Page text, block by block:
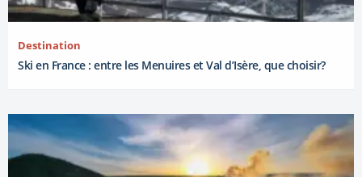
Destination
Ski en France : entre les Menuires et Val d’Isère, que choisir?